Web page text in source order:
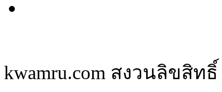
kwamru.com สงวนลิขสิทธิ์